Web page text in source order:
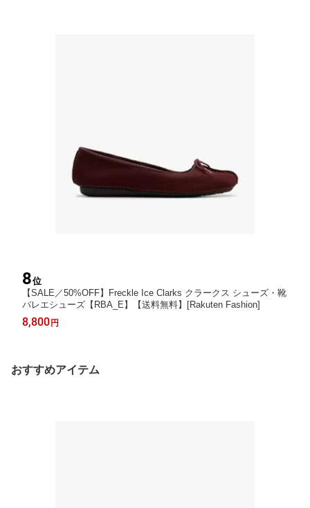
8位
【SALE／50%OFF】Freckle Ice Clarks クラークス シューズ・靴
バレエシューズ【RBA_E】【送料無料】[Rakuten Fashion]
8,800 円
おすすめアイテム